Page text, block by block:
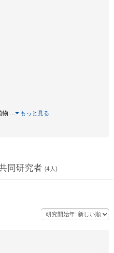
物 … もっと見る
同研究者 (4人)